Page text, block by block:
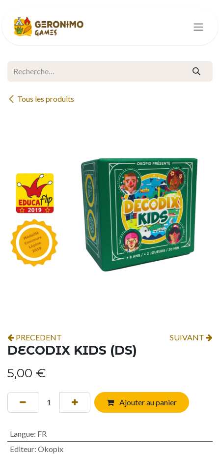
Tous les produits
PRECEDENT SUIVANT
DECODIX KIDS (DS)
5,00 €
Ajouter au panier
Langue: FR
Editeur: Okopix